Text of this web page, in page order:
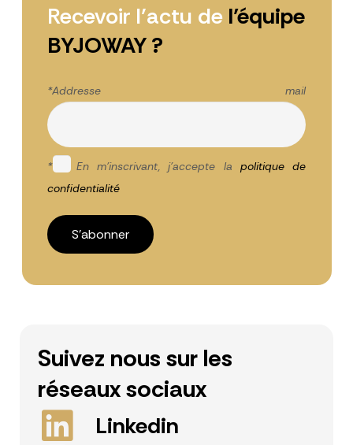
Recevoir l’actu de l’équipe
BYJOWAY ?
*Addresse mail
* En m'inscrivant, j'accepte la politique de
confidentialité
Suivez nous sur les
réseaux sociaux
Linkedin